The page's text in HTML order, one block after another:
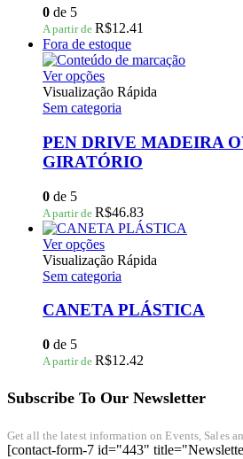
podem
ser
escolhidas
na
página
do
produto
0 de 5
A partir de R$12.41
Fora de estoque
Ver opçõesEste
produto
tem
variantes.
As
opções
escolhidas
na
página
do
produto
Visualização Rápida
Sem categoria
PEN DRIVE MADEIRA
GIRATÓRIO
0 de 5
A partir de R$46.83
Ver opçõesEste
produto
tem
variantes.
podem
ser
na
do
produto
Visualização Rápida
Sem categoria
CANETA PLÁSTICA
0 de 5
A partir de R$12.42
Subscribe To Our Newsletter
Get all the latest information on Events, Sales
[contact-form-7 id="443"